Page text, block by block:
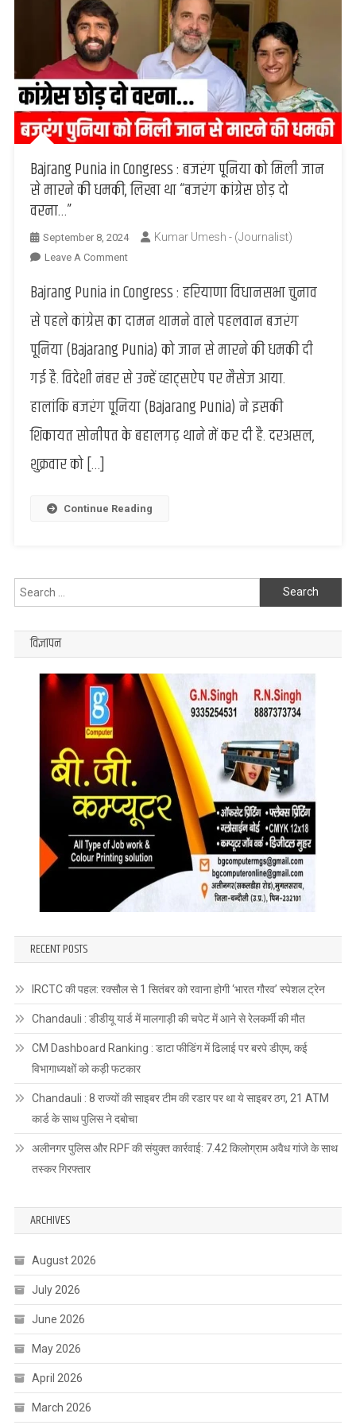
Bajrang Punia in Congress : बजरंग पूनिया को मिली जान
से मारने की धमकी, लिखा था “बजरंग कांग्रेस छोड़ दो
वरना…”
September 8, 2024 Kumar Umesh - (Journalist)
Leave A CommentOn
Punia
Congress
:
पूनिया
को
जान
धमकी,
छोड़
Bajrang Punia in Congress : हरियाणा विधानसभा चुनाव
से पहले कांग्रेस का दामन थामने वाले पहलवान बजरंग
पूनिया (Bajarang Punia) को जान से मारने की धमकी दी
गई है. विदेशी नंबर से उन्हें व्हाट्सऐप पर मैसेज आया.
हालांकि बजरंग पूनिया (Bajarang Punia) ने इसकी
शिकायत सोनीपत के बहालगढ़ थाने में कर दी है. दरअसल,
शुक्रवार को […]
Continue Reading
Search
for:
विज्ञापन
RECENT POSTS
IRCTC की पहल: रक्सौल से 1 सितंबर को रवाना होगी ‘भारत गौरव’ स्पेशल ट्रेन
Chandauli : डीडीयू यार्ड में मालगाड़ी की चपेट में आने से रेलकर्मी की मौत
CM Dashboard Ranking : डाटा फीडिंग में ढिलाई पर बरपे डीएम, कई
विभागाध्यक्षों को कड़ी फटकार
Chandauli : 8 राज्यों की साइबर टीम की रडार पर था ये साइबर ठग, 21 ATM
कार्ड के साथ पुलिस ने दबोचा
अलीनगर पुलिस और RPF की संयुक्त कार्रवाई: 7.42 किलोग्राम अवैध गांजे के साथ
तस्कर गिरफ्तार
ARCHIVES
August 2026
July 2026
June 2026
May 2026
April 2026
March 2026